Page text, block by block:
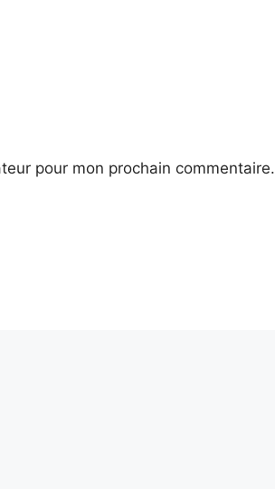
pour mon prochain commentaire.